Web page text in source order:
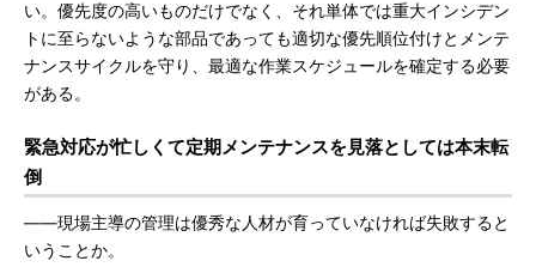
い。優先度の高いものだけでなく、それ単体では重大インシデン
トに至らないような部品であっても適切な優先順位付けとメンテ
ナンスサイクルを守り、最適な作業スケジュールを確定する必要
がある。
緊急対応が忙しくて定期メンテナンスを見落としては本末転
倒
――現場主導の管理は優秀な人材が育っていなければ失敗すると
いうことか。